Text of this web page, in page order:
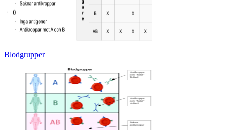
Blodgrupper